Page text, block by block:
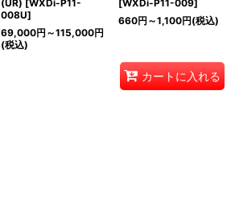
(UR) [WXDi-P11-
008U]
69,000円 ～115,000円
(税込)
[WXDi-P11-009]
660円 ～1,100円(税込)
カートに入れる